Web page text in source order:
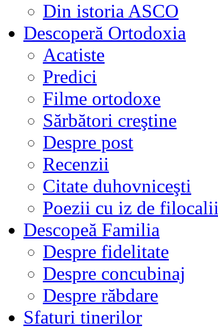
Din istoria ASCO
Descoperă Ortodoxia
Acatiste
Predici
Filme ortodoxe
Sărbători creştine
Despre post
Recenzii
Citate duhovniceşti
Poezii cu iz de
Descopeă Familia
Despre fidelitate
Despre concubinaj
Despre răbdare
Sfaturi tinerilor